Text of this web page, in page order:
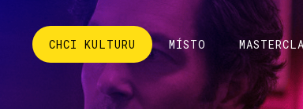
CHCI KULTURU MÍSTO